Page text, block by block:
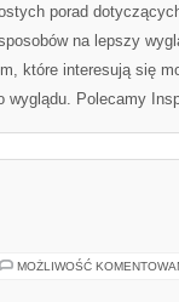
porad
na lepszy
które interesują się
wyglądu. Polecamy
MOŻLIWOŚĆ